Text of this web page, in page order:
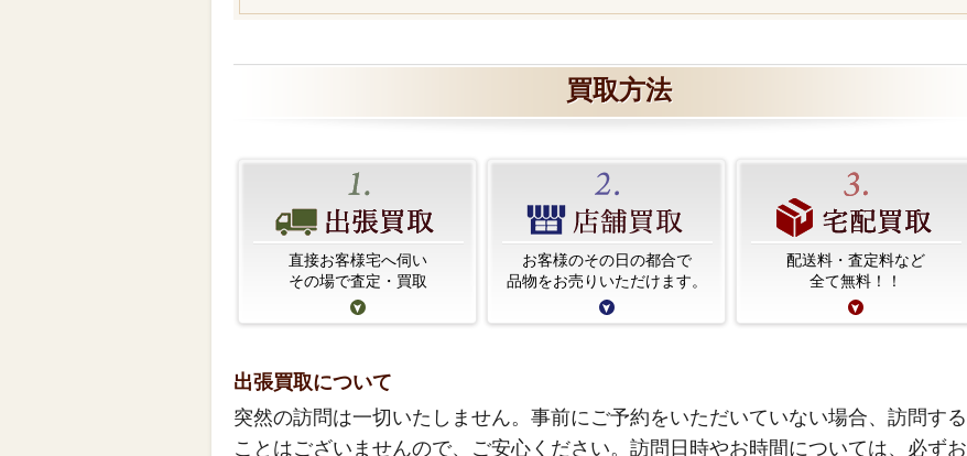
買取方法
直接お客様宅へ伺い
その場で査定・買取
お客様のその日の都合で
品物をお売りいただけます。
配送料・査定料など
全て無料！！
出張買取について
突然の訪問は一切いたしません。事前にご予約をいただいていない場合、訪問する
ことはございませんので、ご安心ください。訪問日時やお時間については、必ずお